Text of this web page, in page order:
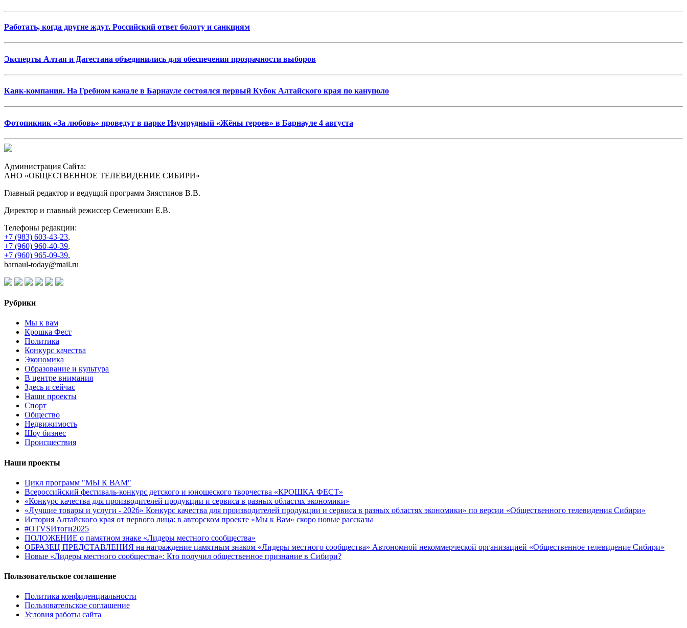
Работать, когда другие ждут. Российский ответ болоту и санкциям
Эксперты Алтая и Дагестана объединились для обеспечения прозрачности выборов
Каяк-компания. На Гребном канале в Барнауле состоялся первый Кубок Алтайского края по кануполо
Фотопикник «За любовь» проведут в парке Изумрудный «Жёны героев» в Барнауле 4 августа
Администрация Сайта:
АНО «ОБЩЕСТВЕННОЕ ТЕЛЕВИДЕНИЕ СИБИРИ»
Главный редактор и ведущий программ Зиястинов В.В.
Директор и главный режиссер Семенихин Е.В.
Телефоны редакции:
+7 (983) 603-43-23,
+7 (960) 960-40-39,
+7 (960) 965-09-39,
barnaul-today@mail.ru
Рубрики
Мы к вам
Крошка Фест
Политика
Конкурс качества
Экономика
Образование и культура
В центре внимания
Здесь и сейчас
Наши проекты
Спорт
Общество
Недвижимость
Шоу бизнес
Происшествия
Наши проекты
Цикл программ "МЫ К ВАМ"
Всероссийский фестиваль-конкурс детского и юношеского творчества «КРОШКА ФЕСТ»
«Конкурс качества для производителей продукции и сервиса в разных областях экономики»
«Лучшие товары и услуги - 2026» Конкурс качества для производителей продукции и сервиса в разных областях экономики» по версии «Общественного телевидения Сибири»
История Алтайского края от первого лица: в авторском проекте «Мы к Вам» скоро новые рассказы
#OTVSИтоги2025
ПОЛОЖЕНИЕ о памятном знаке «Лидеры местного сообщества»
ОБРАЗЕЦ ПРЕДСТАВЛЕНИЯ на награждение памятным знаком «Лидеры местного сообщества» Автономной некоммерческой организацией «Общественное телевидение Сибири»
Новые «Лидеры местного сообщества»: Кто получил общественное признание в Сибири?
Пользовательское соглашение
Политика конфиденциальности
Пользовательское соглашение
Условия работы сайта